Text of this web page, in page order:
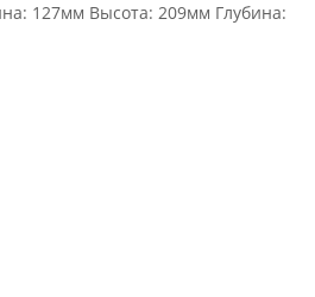
127мм Высота: 209мм Глубина: